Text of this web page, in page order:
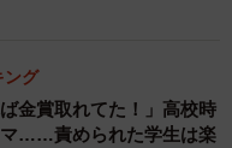
ング
金賞取れてた！」高校時
マ……責められた学生は楽